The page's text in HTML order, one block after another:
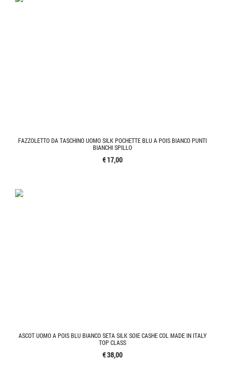
FAZZOLETTO DA TASCHINO UOMO SILK POCHETTE BLU A POIS BIANCO PUNTI
BIANCHI SPILLO
€ 17,00
ASCOT UOMO A POIS BLU BIANCO SETA SILK SOIE CASHE COL MADE IN ITALY
TOP CLASS
€ 38,00